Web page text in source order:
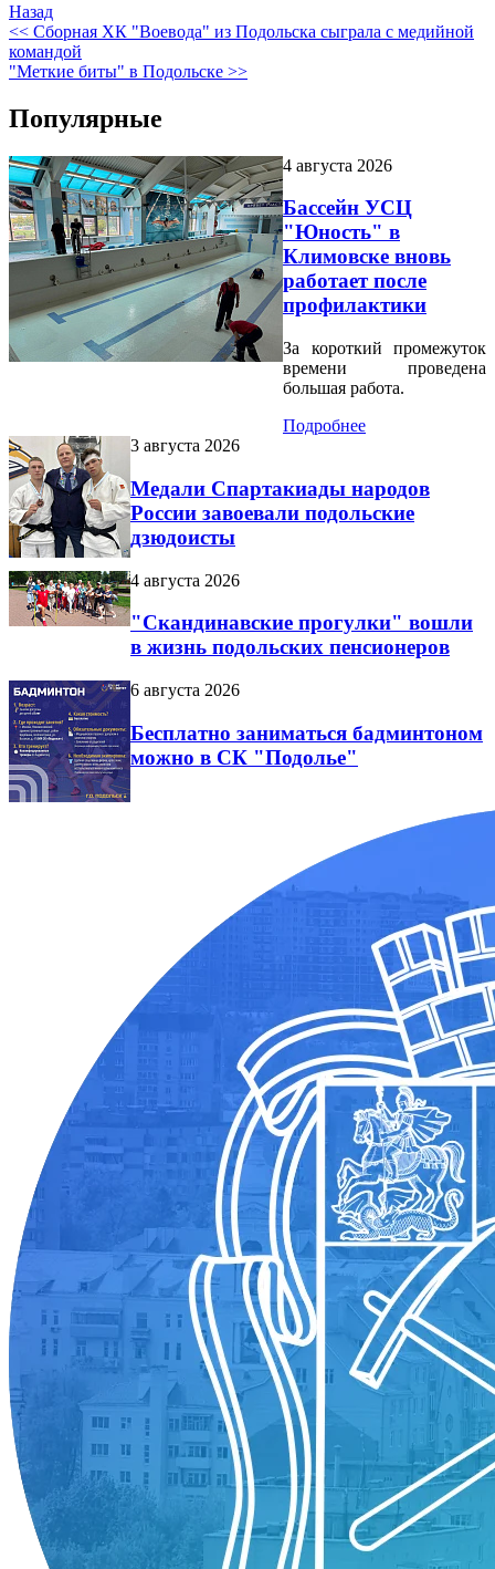
Назад
<< Сборная ХК "Воевода" из Подольска сыграла с медийной
командой
"Меткие биты" в Подольске >>
Популярные
4 августа 2026
Бассейн УСЦ
"Юность" в
Климовске вновь
работает после
профилактики
За короткий промежуток
времени проведена
большая работа.
Подробнее
3 августа 2026
Медали Спартакиады народов
России завоевали подольские
дзюдоисты
4 августа 2026
"Скандинавские прогулки" вошли
в жизнь подольских пенсионеров
6 августа 2026
Бесплатно заниматься бадминтоном
можно в СК "Подолье"